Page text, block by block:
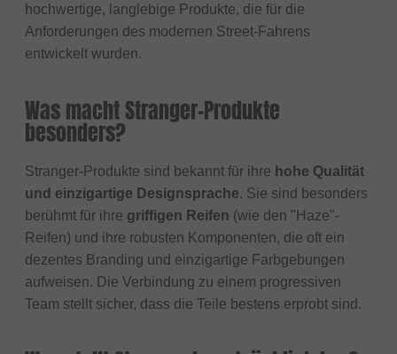
hochwertige, langlebige Produkte, die für die
Anforderungen des modernen Street-Fahrens
entwickelt wurden.
Was macht Stranger-Produkte
besonders?
Stranger-Produkte sind bekannt für ihre hohe Qualität
und einzigartige Designsprache. Sie sind besonders
berühmt für ihre griffigen Reifen (wie den "Haze"-
Reifen) und ihre robusten Komponenten, die oft ein
dezentes Branding und einzigartige Farbgebungen
aufweisen. Die Verbindung zu einem progressiven
Team stellt sicher, dass die Teile bestens erprobt sind.